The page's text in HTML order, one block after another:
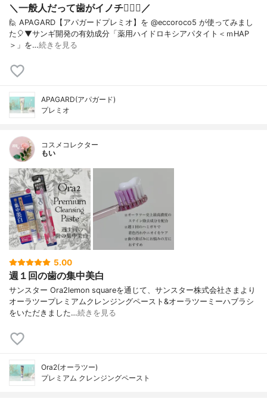
＼一般人だって歯がイノチ❤️‍🔥🦷／
🙋 APAGARD【アパガードプレミオ】を @eccoroco5 が使ってみまし
た🎈⁡⁡⁡⁡▼⁡サンギ開発の有効成分「薬用ハイドロキシアパタイト＜ｍHAP
＞」を…続きを見る
APAGARD(アパガード)
プレミオ
コスメコレクター
もい
5.00
週１回の歯の集中美白
サンスター Ora2lemon squareを通じて、サンスター株式会社さまより
オーラツープレミアムクレンジングペースト&オーラツーミーハブラシ
をいただきました…続きを見る
Ora2(オーラツー)
プレミアム クレンジングペースト